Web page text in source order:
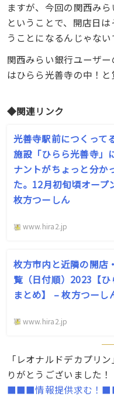
ますが、今回の関西み
ということで、開店日
うことになるんじゃない
関西みらい銀行ユーザ
はひらら光善寺の中！と
◆関連リンク
光善寺駅前につくって
施設「ひらら光善寺」
ナントがちょっと分か
た。12月初旬頃オープ
枚方つーしん
www.hira2.jp
枚方市内と近隣の開店
覧（日付順）2023【ひ
まとめ】 – 枚方つーし
www.hira2.jp
「レオナルドデカプリ
りがとうございました！
■■■情報提供求む！